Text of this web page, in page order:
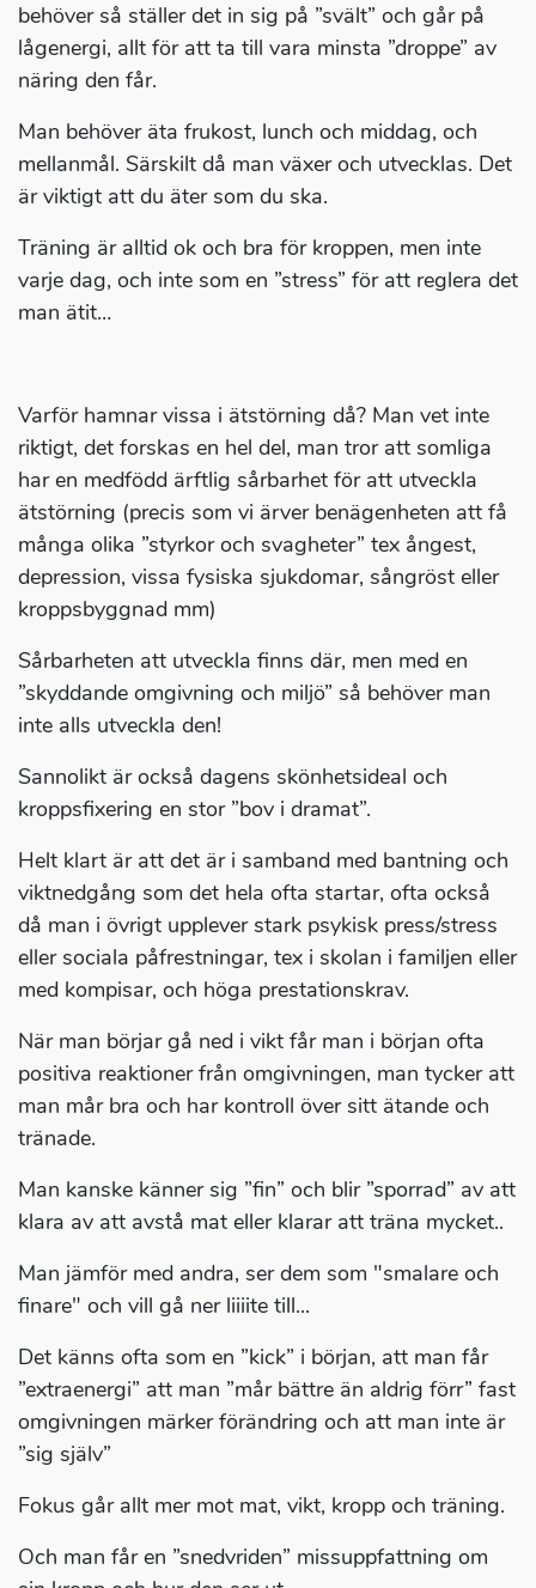
behöver så ställer det in sig på ”svält” och går på
lågenergi, allt för att ta till vara minsta ”droppe” av
näring den får.
Man behöver äta frukost, lunch och middag, och
mellanmål. Särskilt då man växer och utvecklas. Det
är viktigt att du äter som du ska.
Träning är alltid ok och bra för kroppen, men inte
varje dag, och inte som en ”stress” för att reglera det
man ätit…
Varför hamnar vissa i ätstörning då? Man vet inte
riktigt, det forskas en hel del, man tror att somliga
har en medfödd ärftlig sårbarhet för att utveckla
ätstörning (precis som vi ärver benägenheten att få
många olika ”styrkor och svagheter” tex ångest,
depression, vissa fysiska sjukdomar, sångröst eller
kroppsbyggnad mm)
Sårbarheten att utveckla finns där, men med en
”skyddande omgivning och miljö” så behöver man
inte alls utveckla den!
Sannolikt är också dagens skönhetsideal och
kroppsfixering en stor ”bov i dramat”.
Helt klart är att det är i samband med bantning och
viktnedgång som det hela ofta startar, ofta också
då man i övrigt upplever stark psykisk press/stress
eller sociala påfrestningar, tex i skolan i familjen eller
med kompisar, och höga prestationskrav.
När man börjar gå ned i vikt får man i början ofta
positiva reaktioner från omgivningen, man tycker att
man mår bra och har kontroll över sitt ätande och
tränade.
Man kanske känner sig ”fin” och blir ”sporrad” av att
klara av att avstå mat eller klarar att träna mycket..
Man jämför med andra, ser dem som "smalare och
finare" och vill gå ner liiiite till...
Det känns ofta som en ”kick” i början, att man får
”extraenergi” att man ”mår bättre än aldrig förr” fast
omgivningen märker förändring och att man inte är
”sig själv”
Fokus går allt mer mot mat, vikt, kropp och träning.
Och man får en ”snedvriden” missuppfattning om